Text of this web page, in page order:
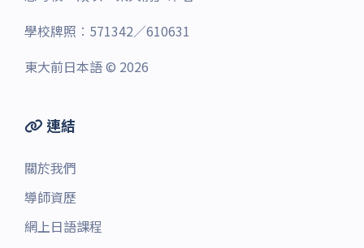
學校牌照︰571342／610631
東大前日本語 © 2026
連結
關於我們
導師資歷
網上日語課程